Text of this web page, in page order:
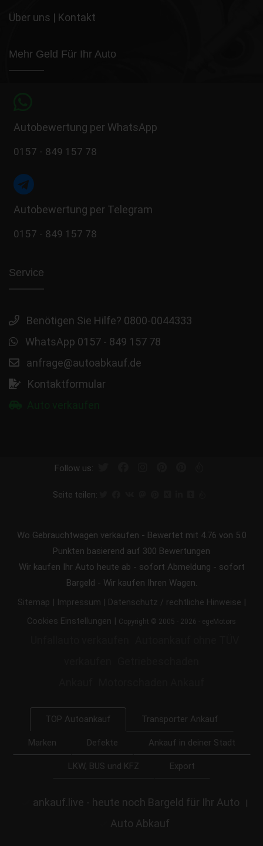
Über uns | Kontakt
Mehr Geld Für Ihr Auto
Autobewertung per WhatsApp
0157 - 849 157 78
Autobewertung per Telegram
0157 - 849 157 78
Service
Benötigen Sie Hilfe? 0800-0044333
WhatsApp 0157 - 849 157 78
anfrage@autoabkauf.de
Kontaktformular
Follow us:
Seite teilen:
Wo Gebrauchtwagen verkaufen - Bewertet mit 4.76 von 5.0
Punkten basierend auf 300 Bewertungen
Wir kaufen Ihr Auto heute ab - sofort Abmeldung - sofort
Bargeld - Wir kaufen Ihren Wagen.
Sitemap | Impressum | Datenschutz / rechtliche Hinweise |
Cookies Einstellungen | Copyright © 2005 - 2026 - egeMotors
TOP Autoankauf Transporter Ankauf
Marken Defekte Ankauf in deiner Stadt
LKW, BUS und KFZ Export
ankauf.live - heute noch Bargeld für Ihr Auto |
Auto Abkauf